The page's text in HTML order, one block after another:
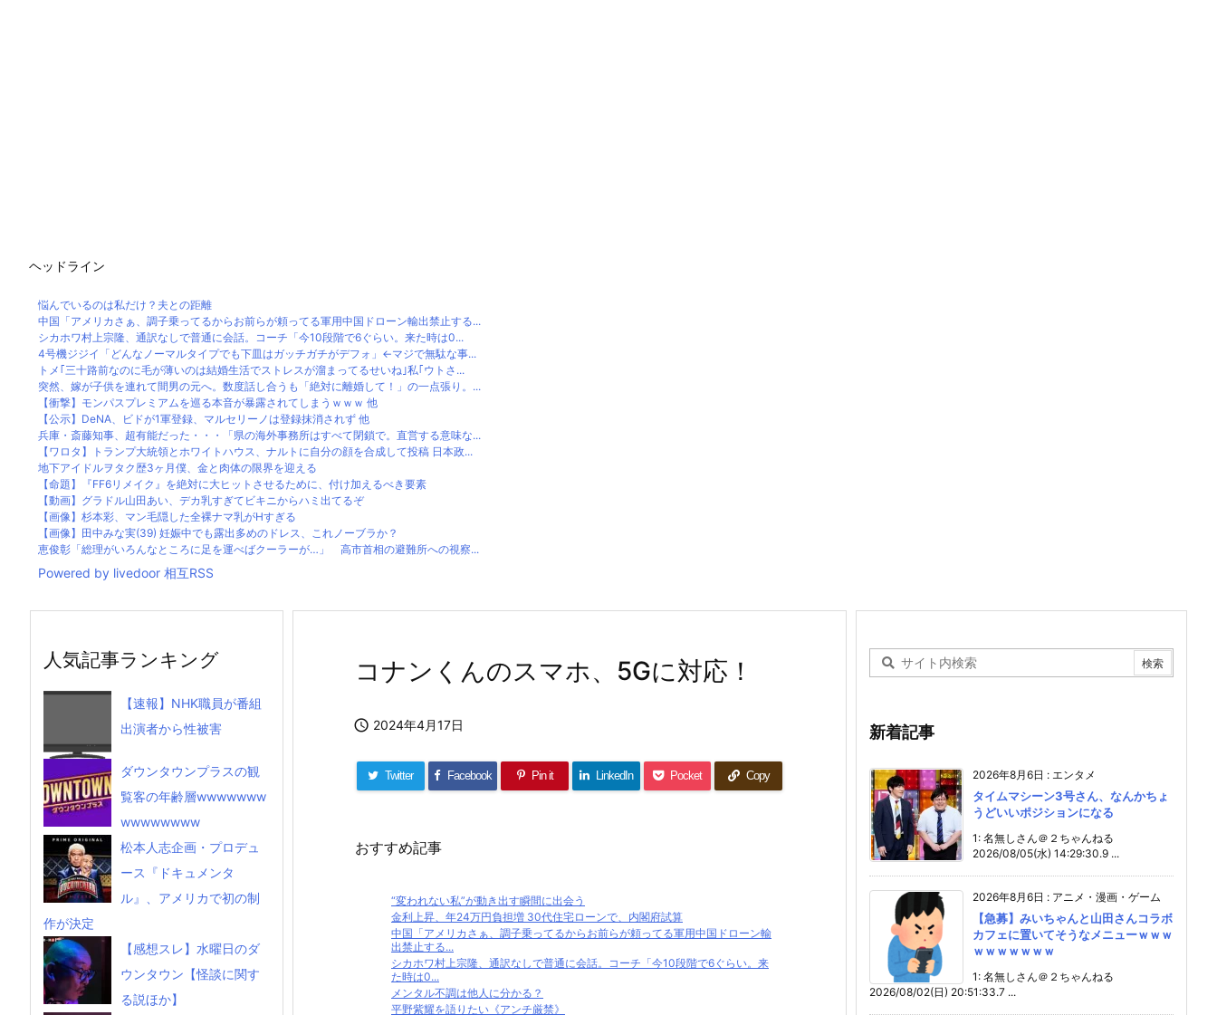
ヘッドライン
悩んでいるのは私だけ？夫との距離
中国「アメリカさぁ、調子乗ってるからお前らが頼ってる軍用中国ドローン輸出禁止する...
シカホワ村上宗隆、通訳なしで普通に会話。コーチ「今10段階で6ぐらい。来た時は0...
4号機ジジイ「どんなノーマルタイプでも下皿はガッチガチがデフォ」←マジで無駄な事...
トメ｢三十路前なのに毛が薄いのは結婚生活でストレスが溜まってるせいね｣私｢ウトさ...
突然、嫁が子供を連れて間男の元へ。数度話し合うも「絶対に離婚して！」の一点張り。...
【衝撃】モンパスプレミアムを巡る本音が暴露されてしまうｗｗｗ 他
【公示】DeNA、ビドが1軍登録、マルセリーノは登録抹消されず 他
兵庫・斎藤知事、超有能だった・・・「県の海外事務所はすべて閉鎖で。直営する意味な...
【ワロタ】トランプ大統領とホワイトハウス、ナルトに自分の顔を合成して投稿 日本政...
地下アイドルヲタク歴3ヶ月僕、金と肉体の限界を迎える
【命題】『FF6リメイク』を絶対に大ヒットさせるために、付け加えるべき要素
【動画】グラドル山田あい、デカ乳すぎてビキニからハミ出てるぞ
【画像】杉本彩、マン毛隠した全裸ナマ乳がHすぎる
【画像】田中みな実(39) 妊娠中でも露出多めのドレス、これノーブラか？
恵俊彰「総理がいろんなところに足を運べばクーラーが…」 高市首相の避難所への視察...
Powered by livedoor 相互RSS
コナンくんのスマホ、5Gに対応！
 2024年4月17日
Twitter Facebook Pin it LinkedIn Pocket Copy
おすすめ記事
“変われない私”が動き出す瞬間に出会う
金利上昇、年24万円負担増 30代住宅ローンで、内閣府試算
中国「アメリカさぁ、調子乗ってるからお前らが頼ってる軍用中国ドローン輸
出禁止する...
シカホワ村上宗隆、通訳なしで普通に会話。コーチ「今10段階で6ぐらい。来
た時は0...
メンタル不調は他人に分かる？
平野紫耀を語りたい《アンチ厳禁》
人気記事ランキング
【速報】NHK職員が番組
出演者から性被害
ダウンタウンプラスの観
覧客の年齢層wwwwwww
wwwwwwww
松本人志企画・プロデュ
ース『ドキュメンタ
ル』、アメリカで初の制
作が決定
【感想スレ】水曜日のダ
ウンタウン【怪談に関す
る説ほか】
新着記事
2026年8月6日 : エンタメ
タイムマシーン3号さん、なんかちょ
うどいいポジションになる
1: 名無しさん＠２ちゃんねる
2026/08/05(水) 14:29:30.9 ...
2026年8月6日 : アニメ・漫画・ゲーム
【急募】みいちゃんと山田さんコラボ
カフェに置いてそうなメニューｗｗｗ
ｗｗｗｗｗｗｗ
1: 名無しさん＠２ちゃんねる
2026/08/02(日) 20:51:33.7 ...